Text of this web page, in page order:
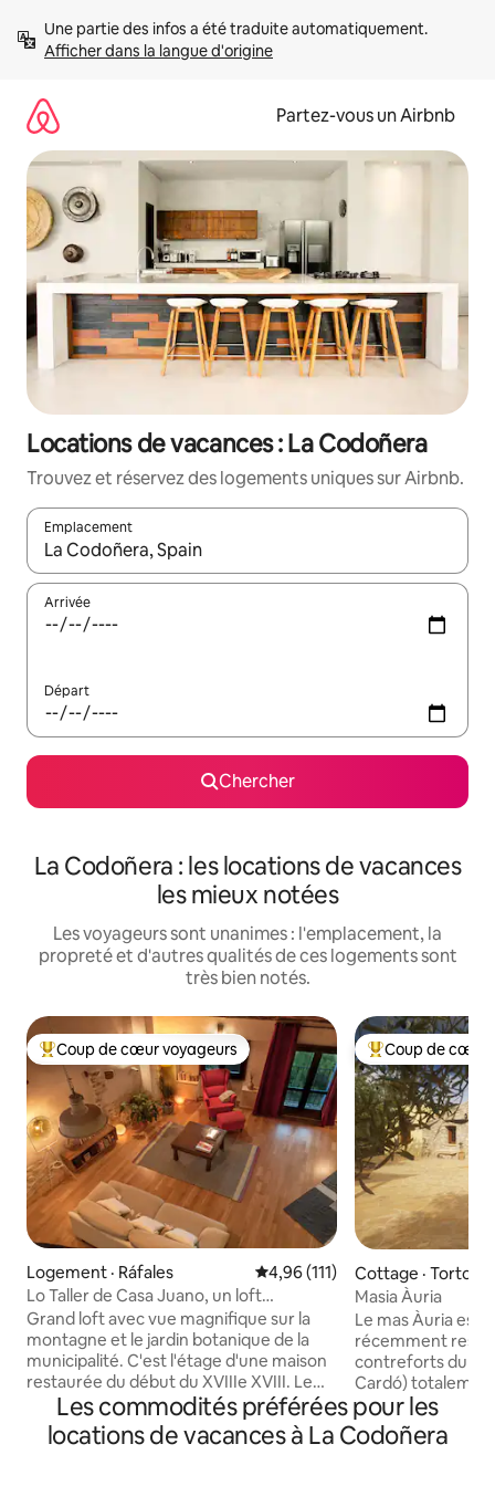
directement
Afficher dans la langue d'origine
Partez-vous un Airbnb
Locations de vacances : La Codoñera
Trouvez et réservez des logements uniques sur Airbnb.
Emplacement
Quand les résultats sont affichés, parcourez-les en utilisant
Arrivée
Départ
Chercher
La Codoñera : les locations de vacances
les mieux notées
Les voyageurs sont unanimes : l'emplacement, la
propreté et d'autres qualités de ces logements sont
très bien notés.
Coup de cœur voyageurs parmi les plus aimés
Coup de cœur voyageurs
Logement · Ráfales Note moyenne de 4,96 sur 5,
4,96 (111)
Lo Taller de Casa Juano, un loft
spectaculaire.
Grand loft avec vue magnifique sur la
montagne et le jardin botanique de la
municipalité. C'est l'étage d'une maison
restaurée du début du XVIIIe XVIII. Le
loft est ouvert, il dispose d'un espace
avec un lit double et deux terrasses, un
autre espace salle à manger avec une
Coup de cœur
Coup de cœur
Cottage · Tortosa
Masia Àuria
Le mas Àuria est
récemment
contreforts du
Cardó)
d'excellentes
Massif des Ports
C'est un endroit
Les commodités préférées pour les
locations de vacances à La Codoñera